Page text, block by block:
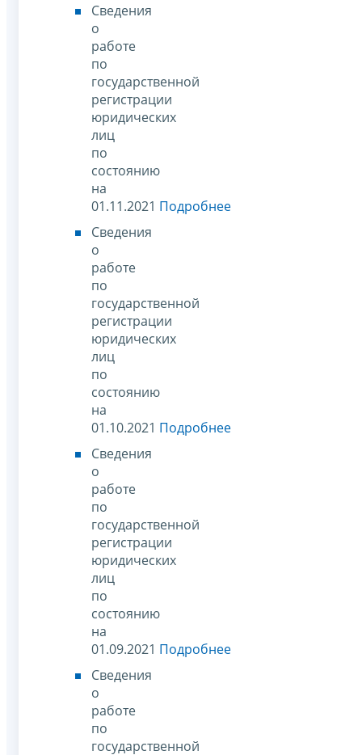
Сведения
о
работе
по
государственной
регистрации
юридических
лиц
по
состоянию
на
01.11.2021 Подробнее
Сведения
о
работе
по
государственной
регистрации
юридических
лиц
по
состоянию
на
01.10.2021 Подробнее
Сведения
о
работе
по
государственной
регистрации
юридических
лиц
по
состоянию
на
01.09.2021 Подробнее
Сведения
о
работе
по
государственной